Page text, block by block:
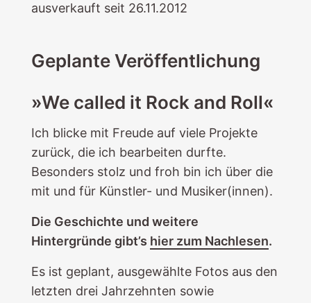
ausverkauft seit 26.11.2012
Geplante Veröffentlichung
»We called it Rock and Roll«
Ich blicke mit Freude auf viele Projekte
zurück, die ich bearbeiten durfte.
Besonders stolz und froh bin ich über die
mit und für Künstler- und Musiker(innen).
Die Geschichte und weitere
Hintergründe gibt’s hier zum Nachlesen.
Es ist geplant, ausgewählte Fotos aus den
letzten drei Jahrzehnten sowie